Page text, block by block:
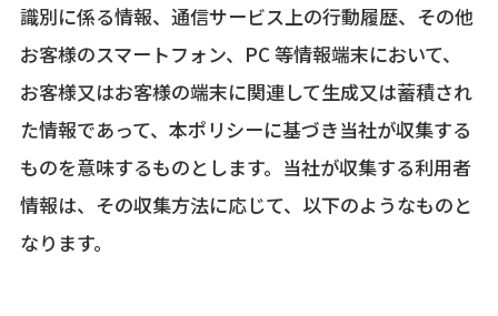
識別に係る情報、通信サービス上の行動履歴、その他
お客様のスマートフォン、PC 等情報端末において、
お客様又はお客様の端末に関連して生成又は蓄積され
た情報であって、本ポリシーに基づき当社が収集する
ものを意味するものとします。当社が収集する利用者
情報は、その収集方法に応じて、以下のようなものと
なります。